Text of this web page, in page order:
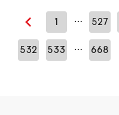
Edellinen sivu
1 … 527
532 533 … 668